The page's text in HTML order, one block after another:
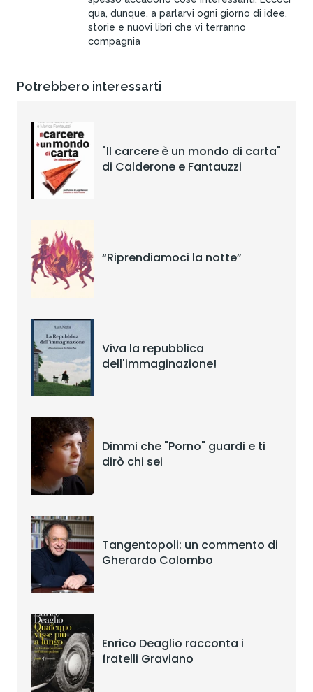
qua, dunque, a parlarvi ogni giorno di idee,
storie e nuovi libri che vi terranno
compagnia
Potrebbero interessarti
"Il carcere è un mondo di carta"
di Calderone e Fantauzzi
“Riprendiamoci la notte”
Viva la repubblica
dell'immaginazione!
Dimmi che "Porno" guardi e ti
dirò chi sei
Tangentopoli: un commento di
Gherardo Colombo
Enrico Deaglio racconta i
fratelli Graviano